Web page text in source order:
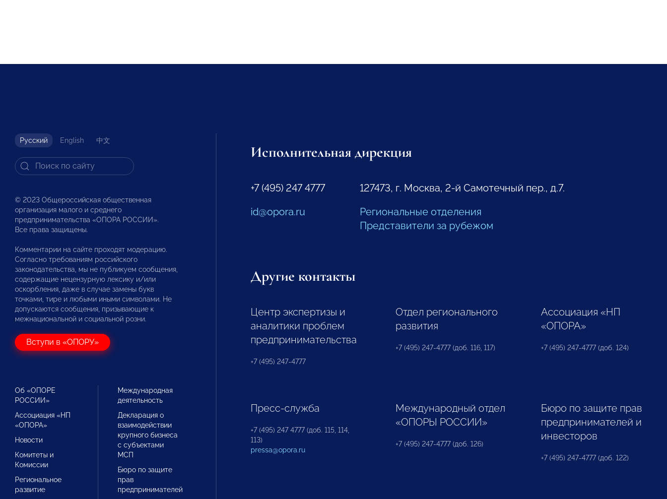
Русский English 中文
© 2023 Общероссийская общественная
организация малого и среднего
предпринимательства «ОПОРА РОССИИ».
Все права защищены.
Комментарии на сайте проходят модерацию.
Согласно требованиям российского
законодательства, мы не публикуем сообщения,
содержащие нецензурную лексику и/или
оскорбления, даже в случае замены букв
точками, тире и любыми иными символами. Не
допускаются сообщения, призывающие к
межнациональной и социальной розни.
Вступи в «ОПОРУ»
Об «ОПОРЕ
РОССИИ»
Ассоциация «НП
«ОПОРА»
Новости
Комитеты и
Комиссии
Региональное
развитие
Международная
деятельность
Декларация о
взаимодействии
крупного бизнеса
с субъектами
МСП
Бюро по защите
прав
предпринимателей
Исполнительная дирекция
+7 (495) 247 4777
id@opora.ru
127473, г. Москва, 2-й Самотечный пер., д.7.
Региональные отделения
Представители за рубежом
Другие контакты
Центр экспертизы и
аналитики проблем
предпринимательства
+7 (495) 247-4777
Отдел регионального
развития
+7 (495) 247-4777 (доб. 116, 117)
Ассоциация «НП
«ОПОРА»
+7 (495) 247-4777 (доб. 124)
Пресс-служба
+7 (495) 247 4777 (доб. 115, 114,
113)
pressa@opora.ru
Международный отдел
«ОПОРЫ РОССИИ»
+7 (495) 247-4777 (доб. 126)
Бюро по защите прав
предпринимателей и
инвесторов
+7 (495) 247-4777 (доб. 122)